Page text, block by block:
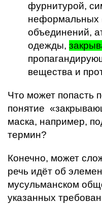
фурнитурой,
неформальных
объединений,
одежды,
вещества и
Что может попасть
понятие
маска, например,
термин?
Конечно, может
речь идёт об
мусульманском
указанных